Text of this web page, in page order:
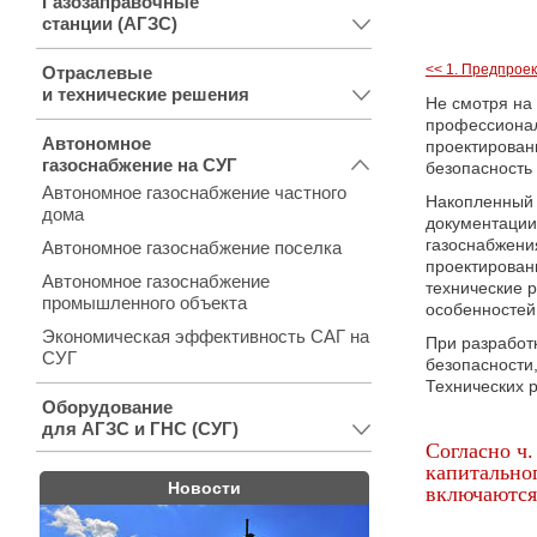
станции (АГЗС)
Отраслевые
и технические решения
Автономное
газоснабжение на СУГ
Автономное газоснабжение частного
дома
Автономное газоснабжение поселка
Автономное газоснабжение
промышленного объекта
Экономическая эффективность САГ на
СУГ
Оборудование
для АГЗС и ГНС (СУГ)
Новости
<< 1.
Не смотря
технические
При
Технических
Согласно